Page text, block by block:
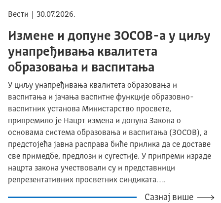
Вести | 30.07.2026.
Измене и допуне ЗОСОВ-а у циљу
унапређивања квалитета
образовања и васпитања
У циљу унапређивања квалитета образовања и
васпитања и јачања васпитне функције образовно-
васпитних установа Министарство просвете,
припремило је Нацрт измена и допуна Закона о
основама система образовања и васпитања (ЗОСОВ), а
предстојећа јавна расправа биће прилика да се доставе
све примедбе, предлози и сугестије. У припреми израде
нацрта закона учествовали су и представници
репрезентативних просветних синдиката….
Сазнај више